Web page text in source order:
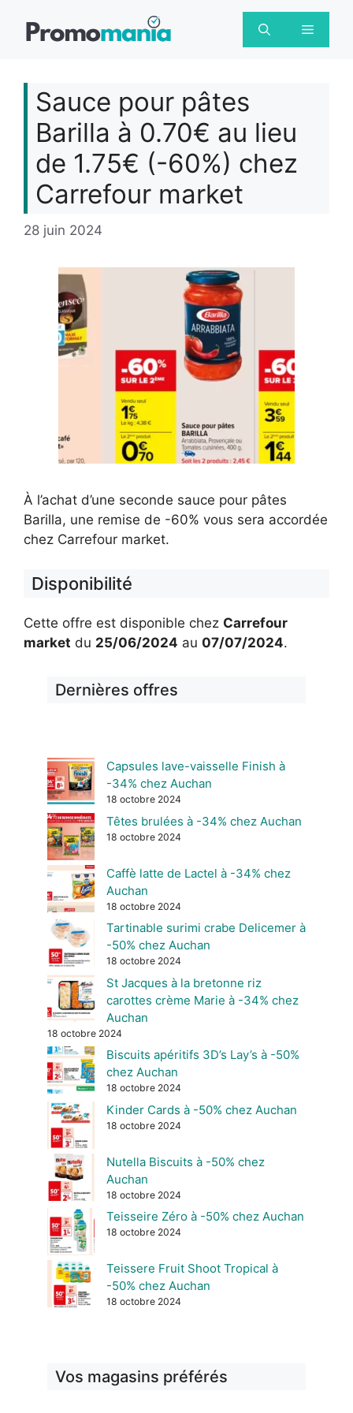
Menu
Sauce pour pâtes
Barilla à 0.70€ au lieu
de 1.75€ (-60%) chez
Carrefour market
28 juin 2024
À l’achat d’une seconde sauce pour pâtes
Barilla, une remise de -60% vous sera accordée
chez Carrefour market.
Disponibilité
Cette offre est disponible chez Carrefour
market du 25/06/2024 au 07/07/2024.
Dernières offres
Capsules lave-vaisselle Finish à
-34% chez Auchan
18 octobre 2024
Têtes brulées à -34% chez Auchan
18 octobre 2024
Caffè latte de Lactel à -34% chez
Auchan
18 octobre 2024
Tartinable surimi crabe Delicemer à
-50% chez Auchan
18 octobre 2024
St Jacques à la bretonne riz
carottes crème Marie à -34% chez
Auchan
18 octobre 2024
Biscuits apéritifs 3D’s Lay’s à -50%
chez Auchan
18 octobre 2024
Kinder Cards à -50% chez Auchan
18 octobre 2024
Nutella Biscuits à -50% chez
Auchan
18 octobre 2024
Teisseire Zéro à -50% chez Auchan
18 octobre 2024
Teissere Fruit Shoot Tropical à
-50% chez Auchan
18 octobre 2024
Vos magasins préférés